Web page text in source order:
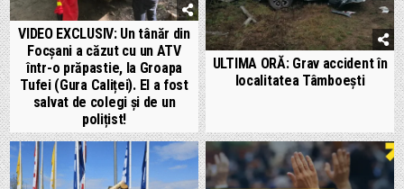
VIDEO EXCLUSIV: Un tânăr din
Focșani a căzut cu un ATV
într-o prăpastie, la Groapa
Tufei (Gura Caliței). El a fost
salvat de colegi și de un
polițist!
ULTIMA ORĂ: Grav accident în
localitatea Tâmboești